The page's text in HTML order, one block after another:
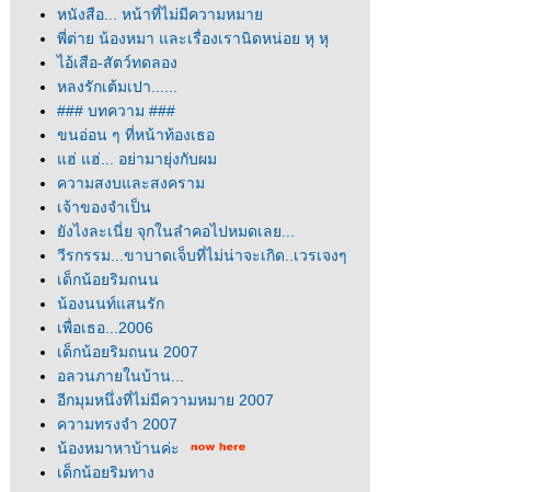
หนังสือ... หน้าที่ไม่มีความหมา
พี่ต่าย น้องหมา และเรื่องเรานิดหน่อย หุ หุ
ไอ้เสือ-สัตว์ทดลอง
หลงรักเต้มเปา......
### บทความ ###
ขนอ่อน ๆ ที่หน้าท้องเธอ
ฮ่ แฮ่... อย่ามายุ่งกับผม
ความสงบและสงคราม
เจ้าของจำเป็น
ังไงละเนี่ย จุกในลำคอไปหมดเลย...
วีรกรรม...ขาบาดเจ็บที่ไม่น่าจะเกิด..เวรเจงๆ
เด็กน้อยริมถนน
น้องนนท์แสนรัก
เพื่อเธอ...2006
เด็กน้อยริมถนน 2007
อลวนภายในบ้าน...
อีกมุมหนึ่งที่ไม่มีความหมาย 2007
ความทรงจำ 2007
น้องหมาหาบ้านค่ะ
เด็กน้อยริมทาง